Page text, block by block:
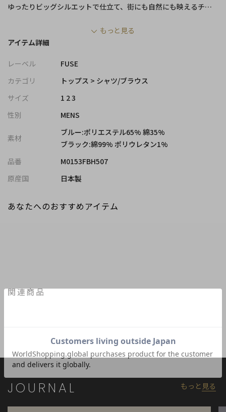
ゆったりビッグシルエットで仕立て、街にも自然にも映えるチェ
【デザイン/素材】
一点は、ブルーを基調にしたヴィンテージライクなオンブレーチ
ェック、軽快なポリエステル混素材です。もう一点は、シャーリン
ク柄。こちらはナチュラルな綿にわずかにポリウレタンを加えほ
どよいストレッチ素材になっています。
どちらも通気性のよい薄手のシアー素材で、暑い夏もさらっと快
適に着られる風合いです。
【シルエット】
肩を落としたゆるやかなドロップショルダーと、たっぷりとした
用サイズ:03(L)
※画像はサンプルのため、色味やサイズ等の仕様が変更になる場
合がございます。
※サイズは弊社規定の採寸によって記載しておりますが、若干の
個体差が生じる場合がございます。
もっと見る
アイテム詳細
レーベル
FUSE
カテゴリ
トップス > シャツ/ブラウス
サイズ
1 2 3
性別
MENS
素材
ブルー:ポリエステル65% 綿35%
ブラック:綿99% ポリウレタン1%
品番
M0153FBH507
原産国
日本製
関連商品
あなたへのおすすめアイテム
JOURNAL もっと 見る